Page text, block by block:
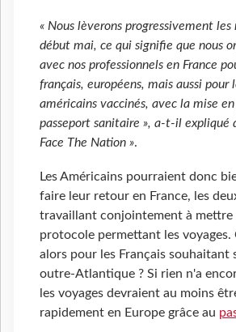
« Nous lèverons progressivement les
début mai, ce qui signifie que nous
avec nos professionnels en France
français, européens, mais aussi pour
américains vaccinés, avec la mise
passeport sanitaire », a-t-il expliqué
Face The Nation ».
Les Américains pourraient donc
faire leur retour en France, les
travaillant conjointement à mettre
protocole permettant les voyages.
alors pour les Français souhaitant
outre-Atlantique ? Si rien n'a
les voyages devraient au moins
rapidement en Europe grâce au